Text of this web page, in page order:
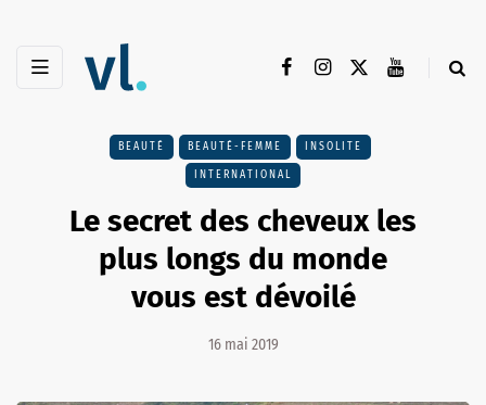
BEAUTÉ BEAUTÉ-FEMME INSOLITE
INTERNATIONAL
Le secret des cheveux les
plus longs du monde
vous est dévoilé
16 mai 2019